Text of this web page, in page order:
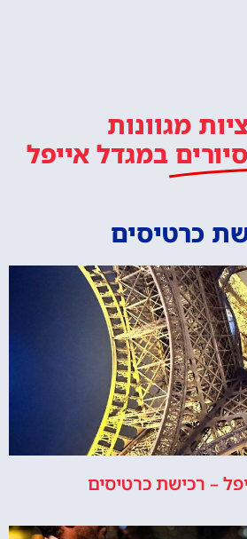
מגוונות
במגדל אייפל
כרטיסים
– רכישת כרטיסים